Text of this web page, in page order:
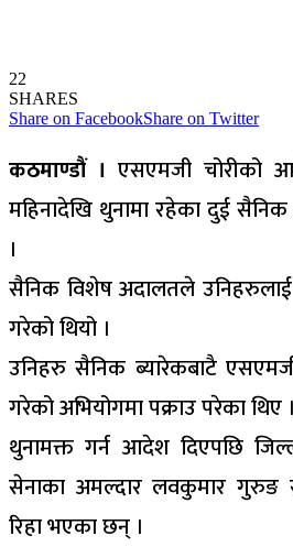
22
SHARES
Share on FacebookShare on Twitter
कठमाण्डौं । एसएमजी चोरीको
महिनादेखि थुनामा रहेका दुई
।
सैनिक विशेष अदालतले उनिहरुलाई
गरेको थियो ।
उनिहरु सैनिक ब्यारेकबाटै
गरेको अभियोगमा पक्राउ परेका
थुनामक्त गर्न आदेश दिएपछि
सेनाका अमल्दार लवकुमार गुरुङ
रिहा भएका छन् ।